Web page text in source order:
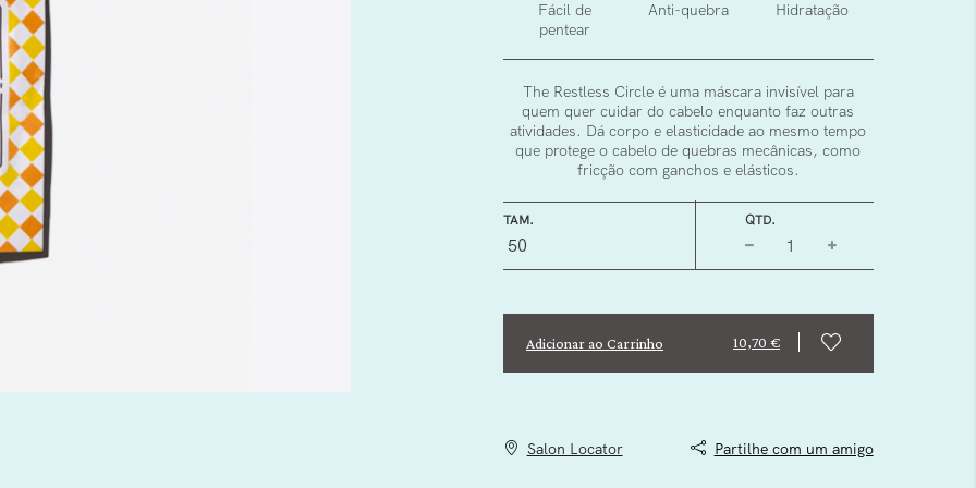
Fácil de
pentear
Anti-quebra Hidratação
The Restless Circle é uma máscara invisível para
quem quer cuidar do cabelo enquanto faz outras
atividades. Dá corpo e elasticidade ao mesmo tempo
que protege o cabelo de quebras mecânicas, como
fricção com ganchos e elásticos.
Adicionar ao Carrinho 10,70 €
TAM. QTD.
50
Salon Locator Partilhe com um amigo